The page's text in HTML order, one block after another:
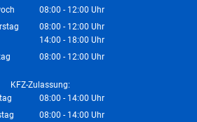
Von 14:00 bis 16:00 Uhr
08:00 - 12:00 Uhr
Von 08:00 bis 12:00 Uhr
08:00 - 12:00 Uhr
Von 08:00 bis 12:00 Uhr
14:00 - 18:00 Uhr
Von 14:00 bis 18:00 Uhr
08:00 - 12:00 Uhr
KFZ-Zulassung:
08:00 - 14:00 Uhr
Von 08:00 bis 14:00 Uhr
08:00 - 14:00 Uhr